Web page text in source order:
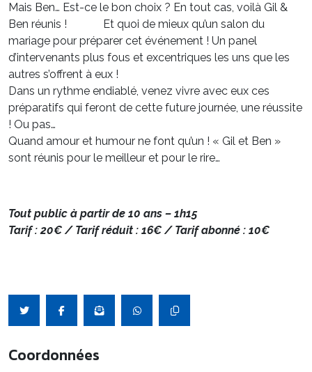
Mais Ben… Est-ce le bon choix ? En tout cas, voilà Gil &
Ben réunis ! Et quoi de mieux qu’un salon du
mariage pour préparer cet événement ! Un panel
d’intervenants plus fous et excentriques les uns que les
autres s’offrent à eux !
Dans un rythme endiablé, venez vivre avec eux ces
préparatifs qui feront de cette future journée, une réussite
! Ou pas…
Quand amour et humour ne font qu’un ! « Gil et Ben »
sont réunis pour le meilleur et pour le rire…
Tout public à partir de 10 ans – 1h15
Tarif : 20€ / Tarif réduit : 16€ / Tarif abonné : 10€
Coordonnées